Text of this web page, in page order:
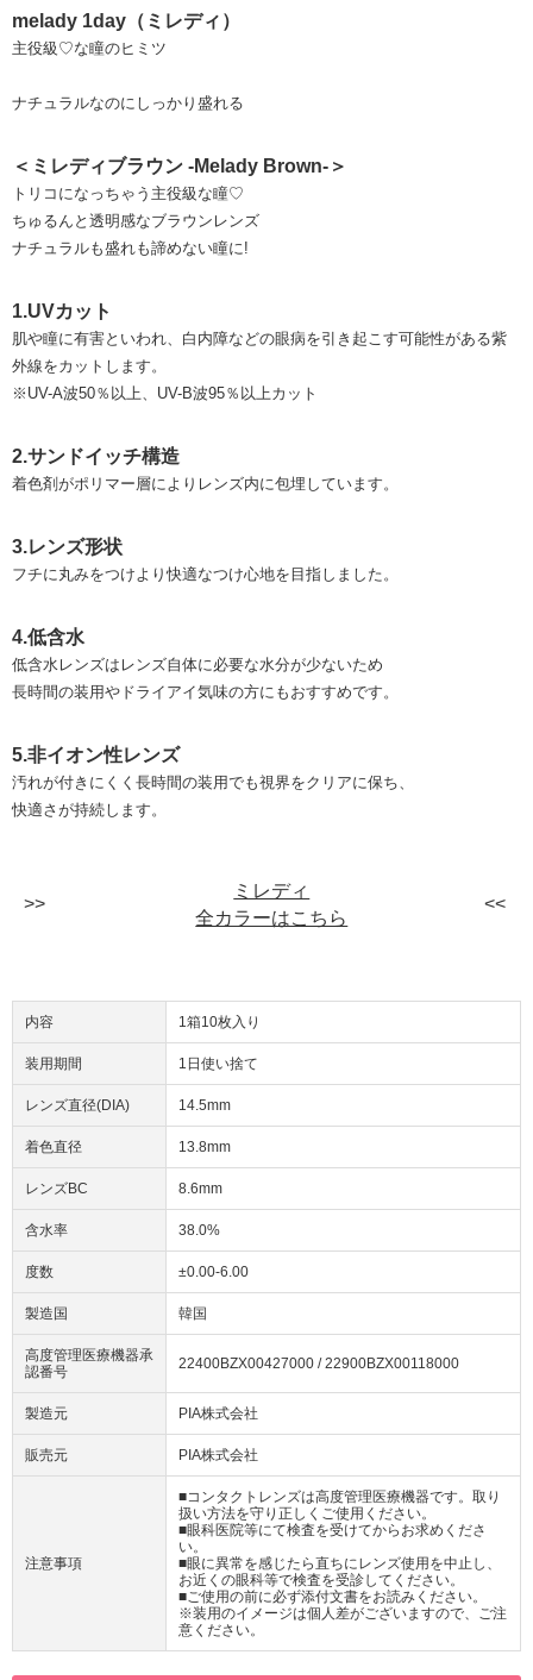
melady 1day（ミレディ）
主役級♡な瞳のヒミツ
ナチュラルなのにしっかり盛れる
＜ミレディブラウン -Melady Brown-＞
トリコになっちゃう主役級な瞳♡
ちゅるんと透明感なブラウンレンズ
ナチュラルも盛れも諦めない瞳に!
1.UVカット
肌や瞳に有害といわれ、白内障などの眼病を引き起こす可能性がある紫
外線をカットします。
※UV-A波50％以上、UV-B波95％以上カット
2.サンドイッチ構造
着色剤がポリマー層によりレンズ内に包埋しています。
3.レンズ形状
フチに丸みをつけより快適なつけ心地を目指しました。
4.低含水
低含水レンズはレンズ自体に必要な水分が少ないため
長時間の装用やドライアイ気味の方にもおすすめです。
5.非イオン性レンズ
汚れが付きにくく長時間の装用でも視界をクリアに保ち、
快適さが持続します。
ミレディ
全カラーはこちら
内容 1箱10枚入り
装用期間 1日使い捨て
レンズ直径(DIA) 14.5mm
着色直径 13.8mm
レンズBC 8.6mm
含水率 38.0%
度数 ±0.00-6.00
製造国 韓国
高度管理医療機器承
認番号
22400BZX00427000 / 22900BZX00118000
製造元 PIA株式会社
販売元 PIA株式会社
注意事項
■コンタクトレンズは高度管理医療機器です。取り
扱い方法を守り正しくご使用ください。
■眼科医院等にて検査を受けてからお求めくださ
い。
■眼に異常を感じたら直ちにレンズ使用を中止し、
お近くの眼科等で検査を受診してください。
■ご使用の前に必ず添付文書をお読みください。
※装用のイメージは個人差がございますので、ご注
意ください。